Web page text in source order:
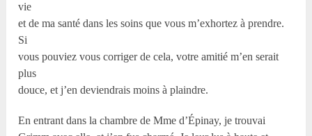
vie
et de ma santé dans les soins que vous m’exhortez à prendre.
Si
vous pouviez vous corriger de cela, votre amitié m’en serait
plus
douce, et j’en deviendrais moins à plaindre.
En entrant dans la chambre de Mme d’Épinay, je trouvai